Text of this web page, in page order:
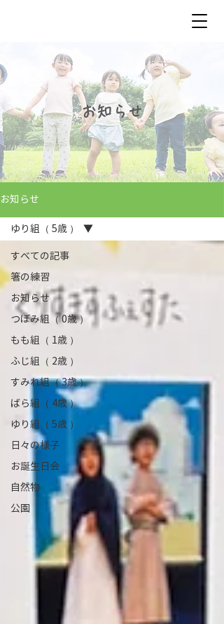
お知らせ
お知らせ
すべての記事
箸の練習
お知らせ
つぼみ組（ 0歳 ）
もも組（ 1歳 ）
ふじ組（ 2歳 ）
すみれ組（ 3歳 ）
ばら組（ 4歳 ）
ゆり組（ 5歳 ）
日々の様子
お誕生日会
自然物
公園
ゆり組（ 5歳 ）